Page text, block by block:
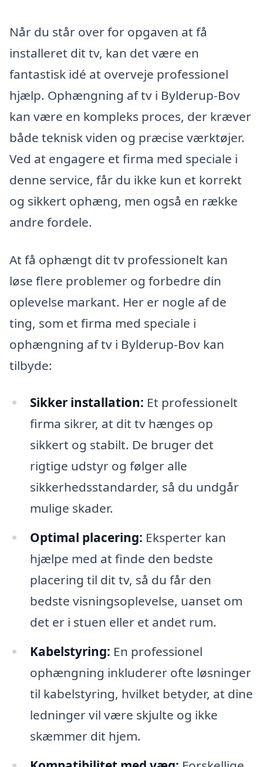
Når du står over for opgaven at få
installeret dit tv, kan det være en
fantastisk idé at overveje professionel
hjælp. Ophængning af tv i Bylderup-Bov
kan være en kompleks proces, der kræver
både teknisk viden og præcise værktøjer.
Ved at engagere et firma med speciale i
denne service, får du ikke kun et korrekt
og sikkert ophæng, men også en række
andre fordele.
At få ophængt dit tv professionelt kan
løse flere problemer og forbedre din
oplevelse markant. Her er nogle af de
ting, som et firma med speciale i
ophængning af tv i Bylderup-Bov kan
tilbyde:
Sikker installation: Et professionelt
firma sikrer, at dit tv hænges op
sikkert og stabilt. De bruger det
rigtige udstyr og følger alle
sikkerhedsstandarder, så du undgår
mulige skader.
Optimal placering: Eksperter kan
hjælpe med at finde den bedste
placering til dit tv, så du får den
bedste visningsoplevelse, uanset om
det er i stuen eller et andet rum.
Kabelstyring: En professionel
ophængning inkluderer ofte løsninger
til kabelstyring, hvilket betyder, at dine
ledninger vil være skjulte og ikke
skæmmer dit hjem.